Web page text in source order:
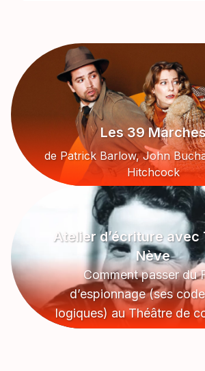
Les 39
de Patrick Barlow, John
Hitchcock
Atelier d’écriture avec
Nève
Comment passer du
d’espionnage (ses
logiques) au Théâtre de